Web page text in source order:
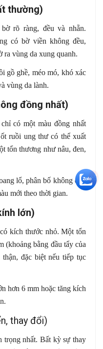
thường)
rõ ràng, đều và nhẵn.
có bờ viền không đều,
ra vùng da xung quanh.
gồ ghề, méo mó, khó xác
vùng da lành.
đồng nhất)
có một màu đồng nhất
ruồi ung thư có thể xuất
tổn thương như nâu, đen,
lổ, phân bố không đều
mới theo thời gian.
lớn)
kích thước nhỏ. Một tổn
(khoảng bằng đầu tẩy của
đặc biệt nếu tiếp tục
hơn 6 mm hoặc tăng kích
thay đổi)
trọng nhất. Bất kỳ sự thay
+5